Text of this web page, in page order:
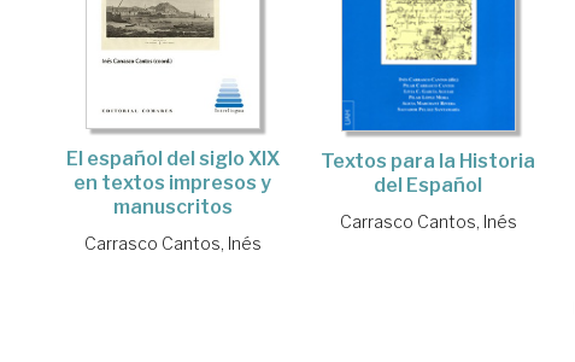
El español del siglo XIX
en textos impresos y
manuscritos
Carrasco Cantos, Inés
Textos para la Historia
del Español
Carrasco Cantos, Inés